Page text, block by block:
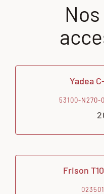
Yadea
53100-N270-
Frison